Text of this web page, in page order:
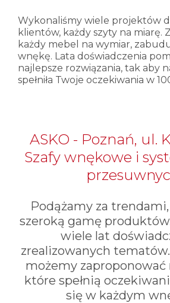
Wykonaliśmy wiele projektów
klientów, każdy szyty na miarę.
każdy mebel na wymiar,
wnękę. Lata doświadczenia
najlepsze rozwiązania, tak aby
spełniła Twoje oczekiwania w
ASKO - Poznań, ul.
Szafy wnękowe i
Podążamy za
szeroką gamę
wiele lat
zrealizowanych
możemy zaproponować
które spełnią
się w każdym